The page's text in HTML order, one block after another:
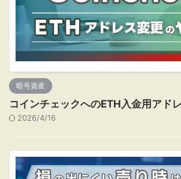
暗号資産
コインチェックへのETH入金用アド
2026/4/16